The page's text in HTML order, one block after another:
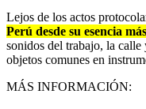
Lejos de los actos
Perú desde su esencia
sonidos del trabajo, la
objetos comunes en
MÁS INFORMACIÓN: